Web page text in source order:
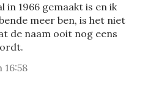
in 1966 gemaakt is en ik
meer ben, is het niet
de naam ooit nog eens
16:58